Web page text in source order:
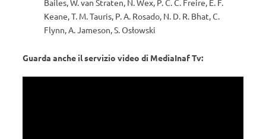
Bailes, W. van Straten, N. Wex, P. C. C. Freire, E. F.
Keane, T. M. Tauris, P. A. Rosado, N. D. R. Bhat, C.
Flynn, A. Jameson, S. Osłowski
Guarda anche il servizio video di MediaInaf Tv: